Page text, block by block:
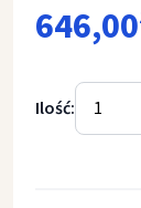
646,00
Ilość: